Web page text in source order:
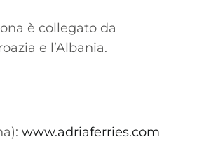
è collegato da
e l’Albania.
www.adriaferries.com